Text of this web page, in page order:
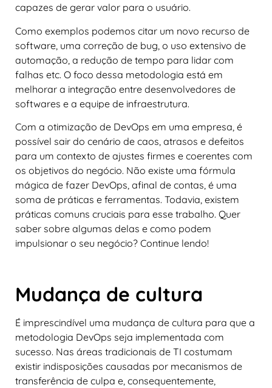
capazes de gerar valor para o usuário.
Como exemplos podemos citar um novo recurso de
software, uma correção de bug, o uso extensivo de
automação, a redução de tempo para lidar com
falhas etc. O foco dessa metodologia está em
melhorar a integração entre desenvolvedores de
softwares e a equipe de infraestrutura.
Com a otimização de DevOps em uma empresa, é
possível sair do cenário de caos, atrasos e defeitos
para um contexto de ajustes firmes e coerentes com
os objetivos do negócio. Não existe uma fórmula
mágica de fazer DevOps, afinal de contas, é uma
soma de práticas e ferramentas. Todavia, existem
práticas comuns cruciais para esse trabalho. Quer
saber sobre algumas delas e como podem
impulsionar o seu negócio? Continue lendo!
Mudança de cultura
É imprescindível uma mudança de cultura para que a
metodologia DevOps seja implementada com
sucesso. Nas áreas tradicionais de TI costumam
existir indisposições causadas por mecanismos de
transferência de culpa e, consequentemente,